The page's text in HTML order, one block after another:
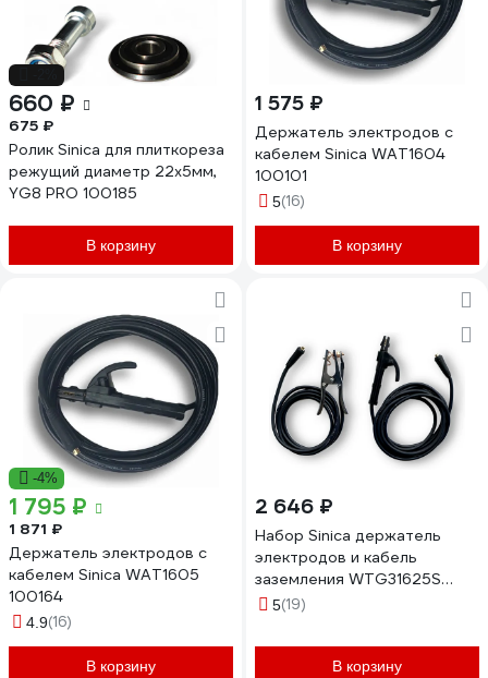
660 ₽
675 ₽
Ролик Sinica для плиткореза
режущий диаметр 22х5мм,
YG8 PRO 100185
В корзину
1 575 ₽
Держатель электродов с
кабелем Sinica WAT1604
100101
5(16)
В корзину
-4%
1 795 ₽
1 871 ₽
Держатель электродов с
кабелем Sinica WAT1605
100164
4.9(16)
В корзину
2 646 ₽
Набор Sinica держатель
электродов и кабель
заземления WTG31625S
100099
5(19)
В корзину